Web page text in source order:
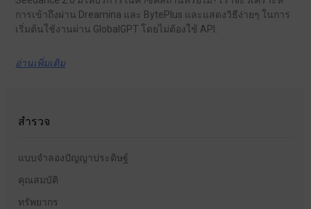
การเข้าถึงผ่าน Dreamina และ BytePlus และแสดงวิธีง่ายๆ ในการ
เริ่มต้นใช้งานผ่าน GlobalGPT โดยไม่ต้องใช้ API.
อ่านเพิ่มเติม
สำรวจ
แบบจำลองปัญญาประดิษฐ์
คุณสมบัติ
ทรัพยากร